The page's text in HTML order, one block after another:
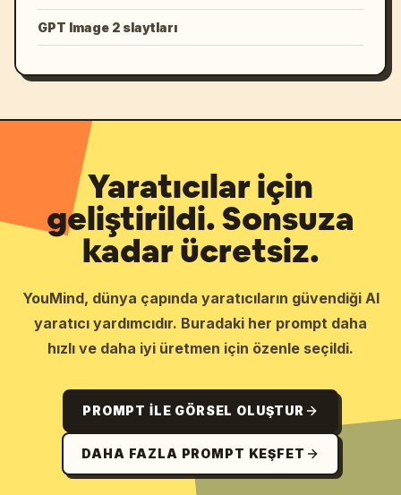
GPT Image 2 slaytları
Yaratıcılar için
geliştirildi. Sonsuza
kadar ücretsiz.
YouMind, dünya çapında yaratıcıların güvendiği AI
yaratıcı yardımcıdır. Buradaki her prompt daha
hızlı ve daha iyi üretmen için özenle seçildi.
PROMPT ILE GÖRSEL OLUŞTUR
DAHA FAZLA PROMPT KEŞFET